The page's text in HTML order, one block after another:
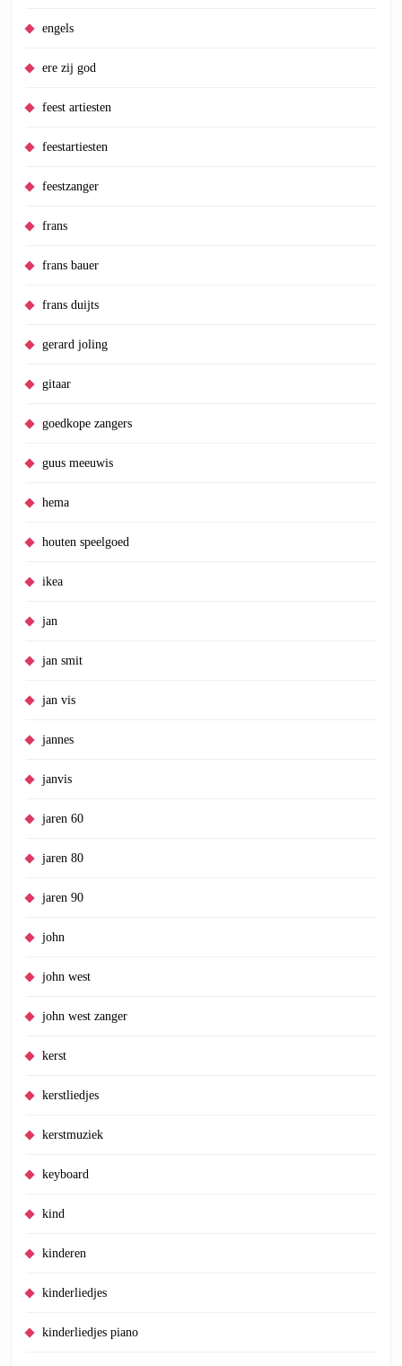
engels
ere zij god
feest artiesten
feestartiesten
feestzanger
frans
frans bauer
frans duijts
gerard joling
gitaar
goedkope zangers
guus meeuwis
hema
houten speelgoed
ikea
jan
jan smit
jan vis
jannes
janvis
jaren 60
jaren 80
jaren 90
john
john west
john west zanger
kerst
kerstliedjes
kerstmuziek
keyboard
kind
kinderen
kinderliedjes
kinderliedjes piano